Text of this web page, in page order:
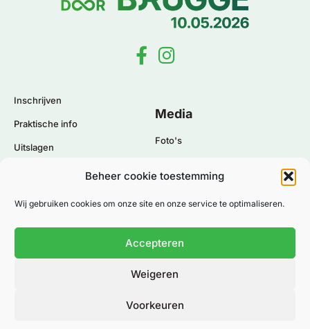
Beheer cookie toestemming
Wij gebruiken cookies om onze site en onze service te optimaliseren.
Accepteren
Weigeren
Voorkeuren
Inschrijven
Praktische info
Uitslagen
Media
Foto's
Policy
Cookiebeleid